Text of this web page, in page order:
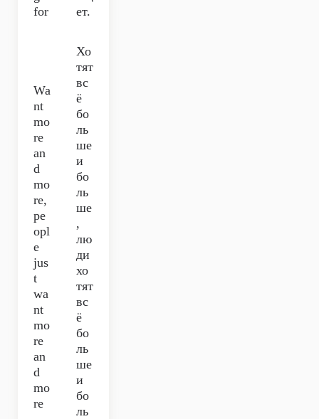
for
ет.
Wa
nt
mo
re
an
d
mo
re,
pe
opl
e
jus
t
wa
nt
mo
re
an
d
mo
re
Хо
тят
вс
ё
бо
ль
ше
и
бо
ль
ше
,
лю
ди
хо
тят
вс
ё
бо
ль
ше
и
бо
ль